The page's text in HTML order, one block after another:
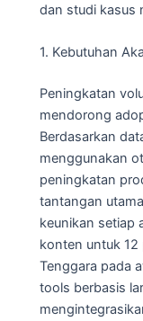
dan studi kasus
1. Kebutuhan
Peningkatan
mendorong
Berdasarkan
menggunakan
peningkatan
tantangan
keunikan setiap
konten untuk
Tenggara pada
tools berbasis